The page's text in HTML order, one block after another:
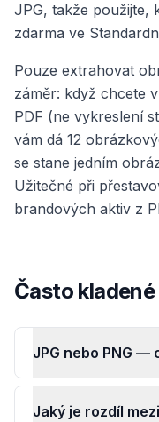
JPG, takže použijte,
zdarma ve
Pouze extrahovat
záměr: když chcete
PDF (ne vykreslení
vám dá 12
se stane jedním
Užitečné při
brandových aktiv z
Často
JPG nebo PNG —
Jaký je rozdíl